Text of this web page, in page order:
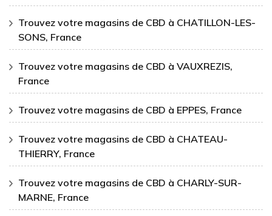
Trouvez votre magasins de CBD à CHATILLON-LES-
SONS, France
Trouvez votre magasins de CBD à VAUXREZIS,
France
Trouvez votre magasins de CBD à EPPES, France
Trouvez votre magasins de CBD à CHATEAU-
THIERRY, France
Trouvez votre magasins de CBD à CHARLY-SUR-
MARNE, France